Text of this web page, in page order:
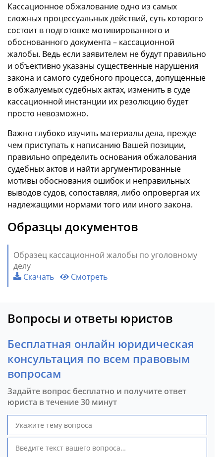
Кассационное обжалование одно из самых
сложных процессуальных действий, суть которого
состоит в подготовке мотивированного и
обоснованного документа – кассационной
жалобы. Ведь если заявителем не будут правильно
и объективно указаны существенные нарушения
закона и самого судебного процесса, допущенные
в обжалуемых судебных актах, изменить в суде
кассационной инстанции их резолюцию будет
просто невозможно.
Важно глубоко изучить материалы дела, прежде
чем приступать к написанию Вашей позиции,
правильно определить основания обжалования
судебных актов и найти аргументированные
мотивы обоснования ошибок и неправильных
выводов судов, сопоставляя, либо опровергая их
надлежащими нормами того или иного закона.
Образцы документов
Образец кассационной жалобы по уголовному
делу
Скачать
Смотреть
Вопросы и ответы юристов
Бесплатная онлайн юридическая
консультация по всем правовым
вопросам
Задайте вопрос бесплатно и получите ответ
юриста в течение 30 минут